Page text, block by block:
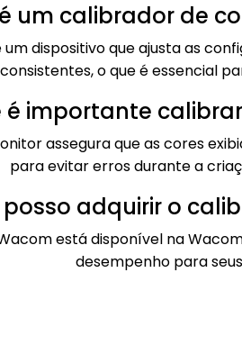
um calibrador de
dispositivo que ajusta as
o que é essencial
é importante
assegura que as cores
para evitar erros durante a
adquirir o
está disponível na
desempenho para